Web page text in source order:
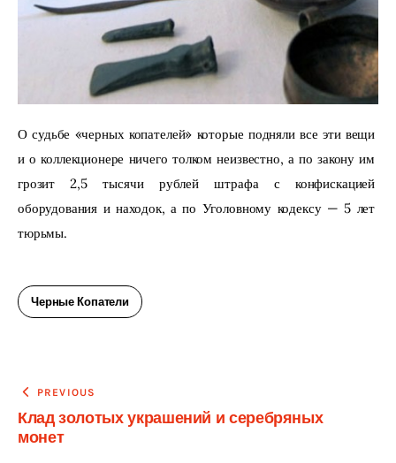
О судьбе «черных копателей» которые подняли все эти вещи
и о коллекционере ничего толком неизвестно, а по закону им
грозит 2,5 тысячи рублей штрафа с конфискацией
оборудования и находок, а по Уголовному кодексу — 5 лет
тюрьмы.
Черные Копатели
Навигация
по
записям
PREVIOUS
Клад золотых украшений и серебряных
монет